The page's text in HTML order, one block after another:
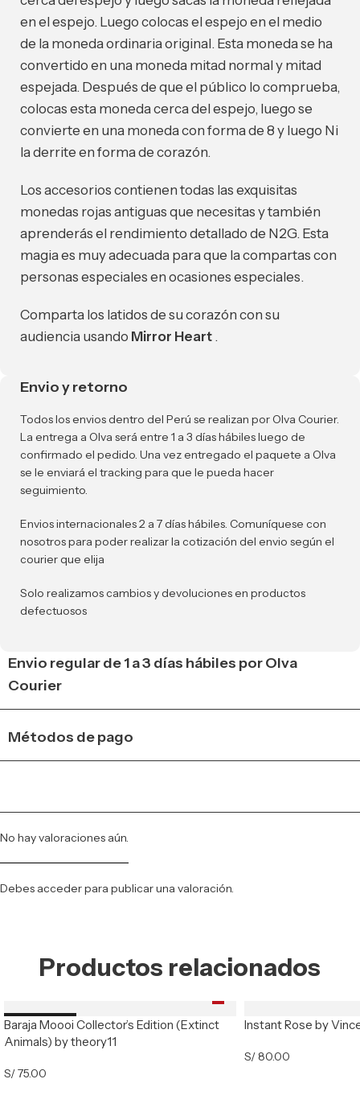
en el espejo. Luego colocas el espejo en el medio
de la moneda ordinaria original. Esta moneda se ha
convertido en una moneda mitad normal y mitad
espejada. Después de que el público lo comprueba,
colocas esta moneda cerca del espejo, luego se
convierte en una moneda con forma de 8 y luego Ni
la derrite en forma de corazón.
Los accesorios contienen todas las exquisitas
monedas rojas antiguas que necesitas y también
aprenderás el rendimiento detallado de N2G. Esta
magia es muy adecuada para que la compartas con
personas especiales en ocasiones especiales.
Comparta los latidos de su corazón con su
audiencia usando Mirror Heart .
Envio y retorno
Todos los envios dentro del Perú se realizan por Olva Courier.
La entrega a Olva será entre 1 a 3 días hábiles luego de
confirmado el pedido. Una vez entregado el paquete a Olva
se le enviará el tracking para que le pueda hacer
seguimiento.
Envios internacionales 2 a 7 días hábiles. Comuníquese con
nosotros para poder realizar la cotización del envio según el
courier que elija
Solo realizamos cambios y devoluciones en productos
defectuosos
Envio regular de 1 a 3 días hábiles por Olva
Courier
Métodos de pago
No hay valoraciones aún.
Debes accederpara publicar una valoración.
Productos relacionados
Nuevo
Baraja Moooi Collector’s Edition (Extinct
Animals) by theory11
S/75.00
Instant Rose by
S/80.00